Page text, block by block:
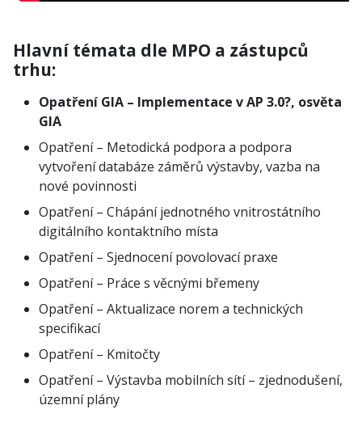
Hlavní témata dle MPO a zástupců
trhu:
Opatření GIA – Implementace v AP 3.0?, osvěta
GIA
Opatření – Metodická podpora a podpora
vytvoření databáze záměrů výstavby, vazba na
nové povinnosti
Opatření – Chápání jednotného vnitrostátního
digitálního kontaktního místa
Opatření – Sjednocení povolovací praxe
Opatření – Práce s věcnými břemeny
Opatření – Aktualizace norem a technických
specifikací
Opatření – Kmitočty
Opatření – Výstavba mobilních sítí – zjednodušení,
územní plány